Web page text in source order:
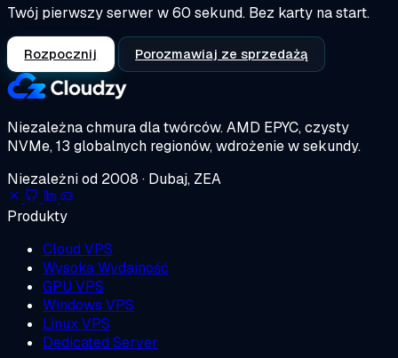
Twój pierwszy serwer w 60 sekund. Bez karty na start.
Rozpocznij Porozmawiaj ze sprzedażą
Niezależna chmura dla twórców.AMD EPYC, czysty
NVMe, 13 globalnych regionów, wdrożenie w sekundy.
Niezależni od 2008 · Dubaj, ZEA
Produkty
Cloud VPS
Wysoka Wydajność
GPU VPS
Windows VPS
Linux VPS
Dedicated Server